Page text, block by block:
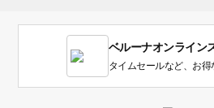
ベルーナオンライン
タイムセールなど、お得